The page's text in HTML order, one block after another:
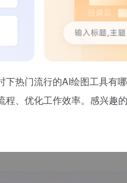
下热门流行的AI绘图工具有
、优化工作效率。感兴趣的